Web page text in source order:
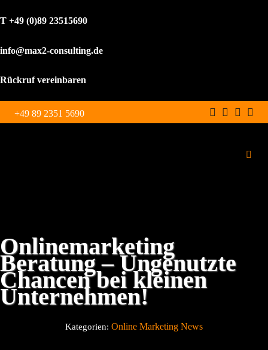
T +49 (0)89 23515690
info@max2-consulting.de
Rückruf vereinbaren
Zum
Inhalt
+49 89 2351 5690
WordPress Agentur
Onlinemarketing
Beratung – Ungenutzte
Chancen bei kleinen
Unternehmen!
Kategorien: Online Marketing News